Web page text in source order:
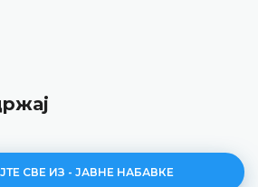
СВЕ ИЗ - ЈАВНЕ НАБАВКЕ